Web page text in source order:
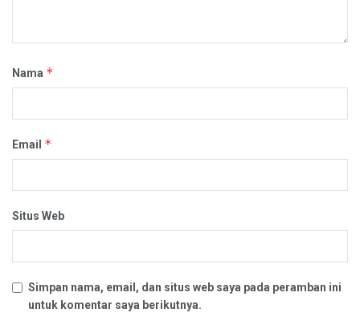
Nama *
Email *
Situs Web
Simpan nama, email, dan situs web saya pada peramban ini
untuk komentar saya berikutnya.